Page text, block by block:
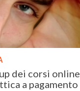
dei corsi online
a pagamento